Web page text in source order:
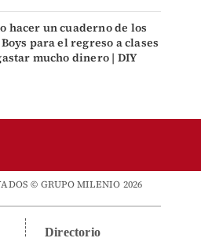
hacer un cuaderno de los
Boys para el regreso a clases
mucho dinero | DIY
© GRUPO MILENIO 2026
Directorio